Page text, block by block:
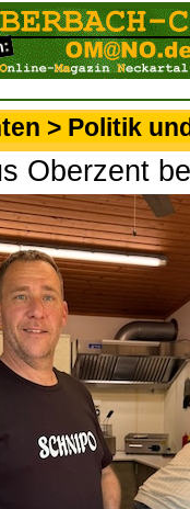
> Politik
Oberzent